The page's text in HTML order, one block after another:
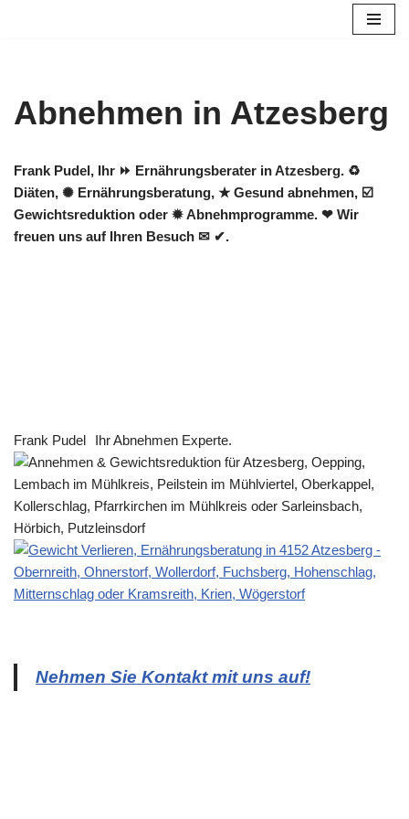
Abnehmen in Atzesberg
Frank Pudel, Ihr ⏩ Ernährungsberater in Atzesberg. ♻
Diäten, ✺ Ernährungsberatung, ★ Gesund abnehmen, ☑️
Gewichtsreduktion oder ✹ Abnehmprogramme. ❤ Wir
freuen uns auf Ihren Besuch ✉ ✔.
Frank Pudel Ihr Abnehmen Experte.
Nehmen Sie Kontakt mit uns auf!